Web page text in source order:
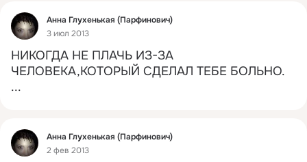
Фид
Анна Глухенькая (Парфинович)
3 июл 2013
НИКОГДА НЕ ПЛАЧЬ ИЗ-ЗА
ЧЕЛОВЕКА,КОТОРЫЙ СДЕЛАЛ ТЕБЕ БОЛЬНО.
...
Фид
Анна Глухенькая (Парфинович)
2 фев 2013